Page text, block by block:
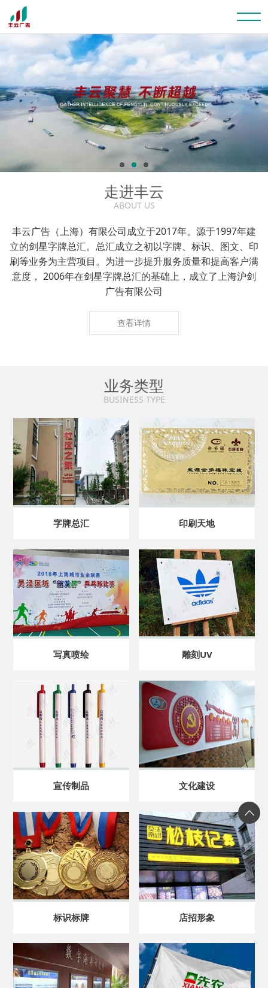
走进丰云
ABOUT US
丰云广告（上海）有限公司成立于2017年。源于1997年建
立的剑星字牌总汇。总汇成立之初以字牌、标识、图文、印
刷等业务为主营项目。为进一步提升服务质量和提高客户满
意度， 2006年在剑星字牌总汇的基础上，成立了上海沪剑
广告有限公司
查看详情
业务类型
BUSINESS TYPE
字牌总汇 印刷天地
写真喷绘 雕刻UV
宣传制品 文化建设
标识标牌 店招形象